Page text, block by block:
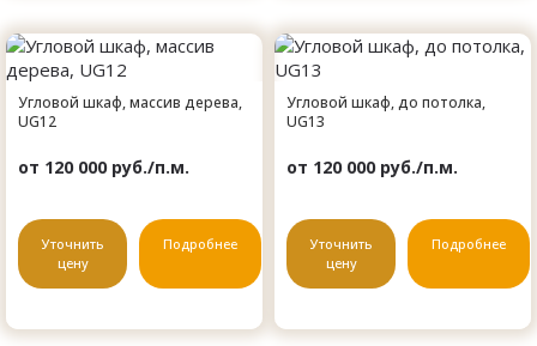
Угловой шкаф, массив дерева,
UG12
от 120 000 руб./п.м.
Уточнить
цену
Подробнее
Угловой шкаф, до потолка,
UG13
от 120 000 руб./п.м.
Уточнить
цену
Подробнее